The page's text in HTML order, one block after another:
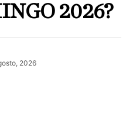
2026?
2026